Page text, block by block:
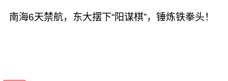
南海6天禁航，东大摆下“阳谋棋”，锤炼铁拳头！